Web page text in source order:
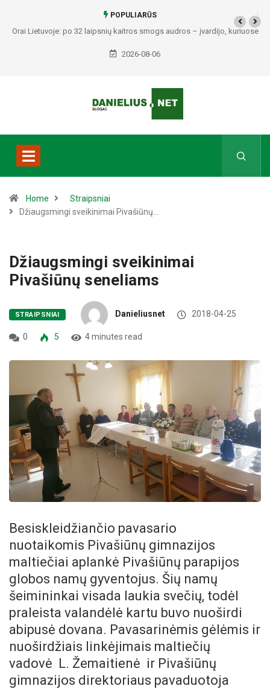
POPULIARŪS
Orai Lietuvoje: po 32 laipsnių kaitros smogs audros – įvardijo, kuriuose
regionuose bus pavojingiausia
2026-08-06
Home
Straipsniai
Džiaugsmingi sveikinimai Pivašiūnų…
Džiaugsmingi sveikinimai
Pivašiūnų seneliams
STRAIPSNIAI Danieliusnet 2018-04-25
0 5 4 minutes read
Besiskleidžiančio pavasario
nuotaikomis Pivašiūnų gimnazijos
maltiečiai aplankė Pivašiūnų parapijos
globos namų gyventojus. Šių namų
šeimininkai visada laukia svečių, todėl
praleista valandėlė kartu buvo nuoširdi
abipusė dovana. Pavasarinėmis gėlėmis ir
nuoširdžiais linkėjimais maltiečių
vadovė L. Žemaitienė ir Pivašiūnų
gimnazijos direktoriaus pavaduotoja